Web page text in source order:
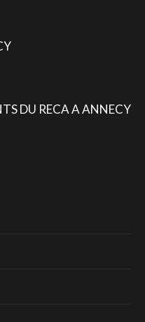
DU RECA A ANNECY